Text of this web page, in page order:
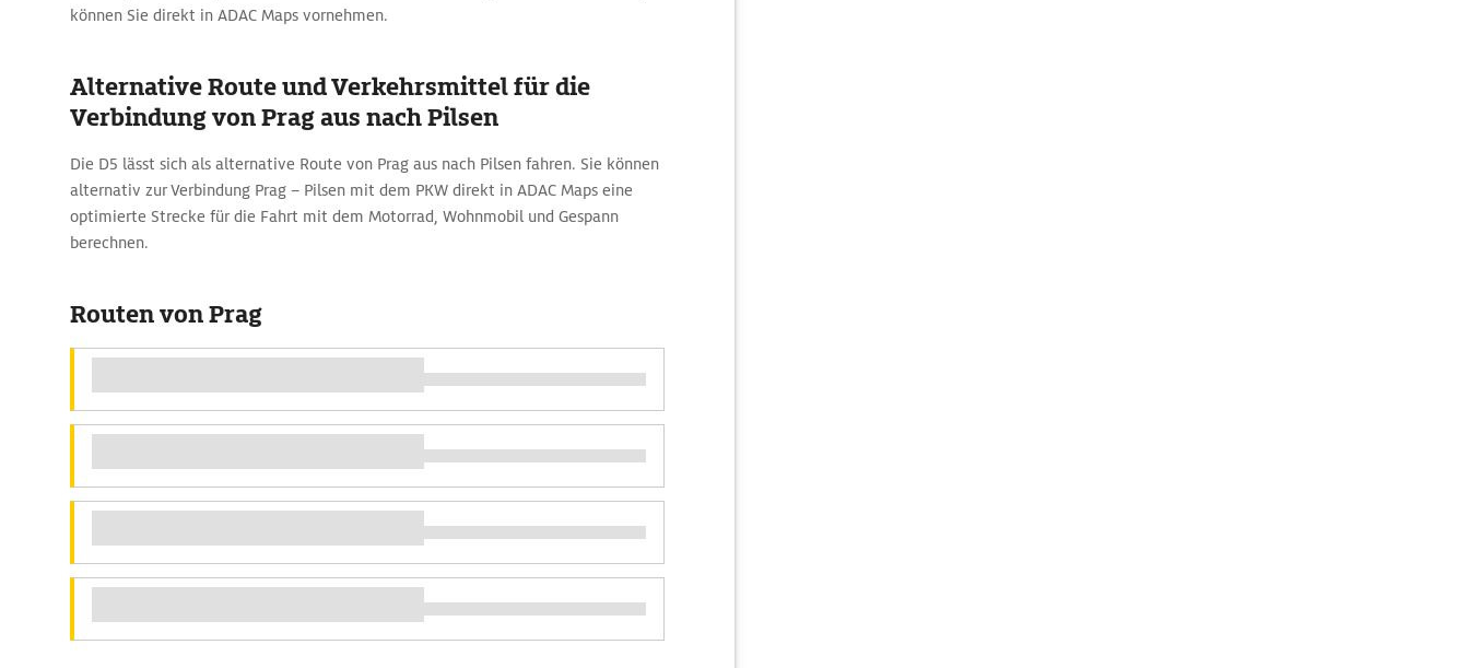
können Sie direkt in ADAC Maps vornehmen.
Alternative Route und Verkehrsmittel für die
Verbindung von Prag aus nach Pilsen
Die D5 lässt sich als alternative Route von Prag aus nach Pilsen fahren. Sie können
alternativ zur Verbindung Prag – Pilsen mit dem PKW direkt in ADAC Maps eine
optimierte Strecke für die Fahrt mit dem Motorrad, Wohnmobil und Gespann
berechnen.
Routen von Prag